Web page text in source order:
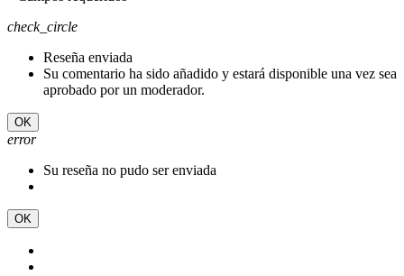
check_circle
Reseña enviada
Su comentario ha sido añadido y estará disponible una vez sea
aprobado por un moderador.
OK
error
Su reseña no pudo ser enviada
OK